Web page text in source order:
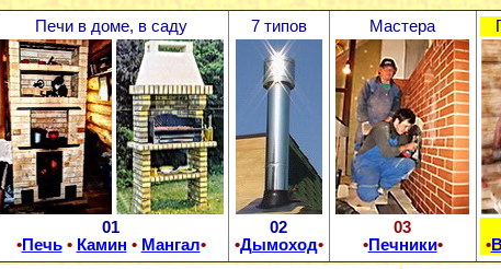
Печи в доме, в саду
01
•Печь • Камин • Мангал•
7 типов
02
•Дымоход•
Мастера
03
•Печники• •